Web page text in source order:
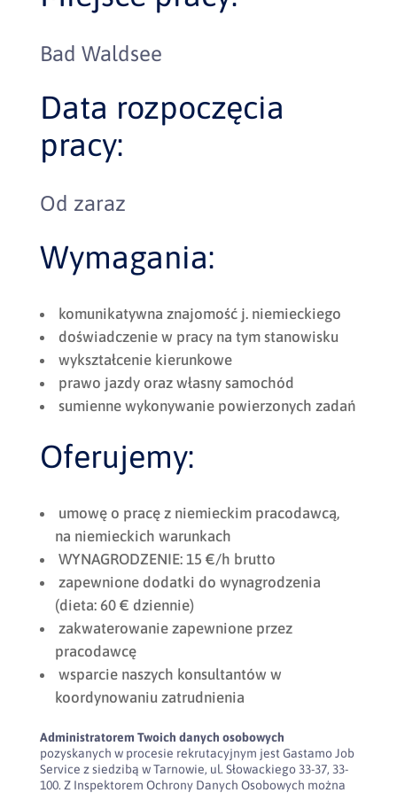
Bad Waldsee
Data rozpoczęcia
pracy:
Od zaraz
Wymagania:
komunikatywna znajomość j. niemieckiego
doświadczenie w pracy na tym stanowisku
wykształcenie kierunkowe
prawo jazdy oraz własny samochód
sumienne wykonywanie powierzonych zadań
Oferujemy:
umowę o pracę z niemieckim pracodawcą,
na niemieckich warunkach
WYNAGRODZENIE: 15 €/h brutto
zapewnione dodatki do wynagrodzenia
(dieta: 60 € dziennie)
zakwaterowanie zapewnione przez
pracodawcę
wsparcie naszych konsultantów w
koordynowaniu zatrudnienia
Administratorem Twoich danych osobowych
pozyskanych w procesie rekrutacyjnym jest Gastamo Job
Service z siedzibą w Tarnowie, ul. Słowackiego 33-37, 33-
100. Z Inspektorem Ochrony Danych Osobowych można